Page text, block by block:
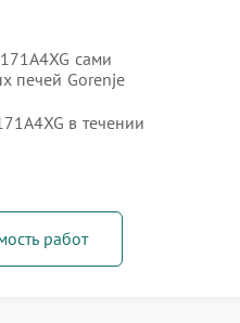
сами
печей Gorenje
в течении
работ